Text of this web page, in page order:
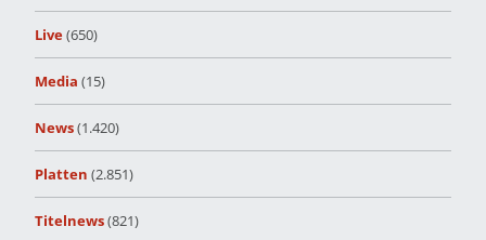
Live(650)
Media (15)
News(1.420)
Platten (2.851)
Titelnews(821)